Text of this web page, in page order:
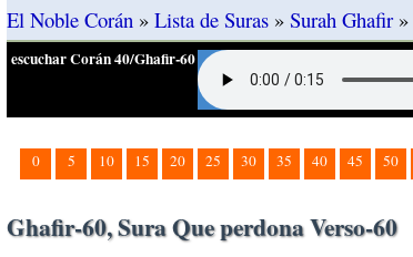
El Noble Corán » Lista de Suras » Surah Ghafir »
escuchar Corán 40/Ghafir-60
0 5 10 15 20 25 30 35 40 45 50
Ghafir-60, Sura Que perdona Verso-60